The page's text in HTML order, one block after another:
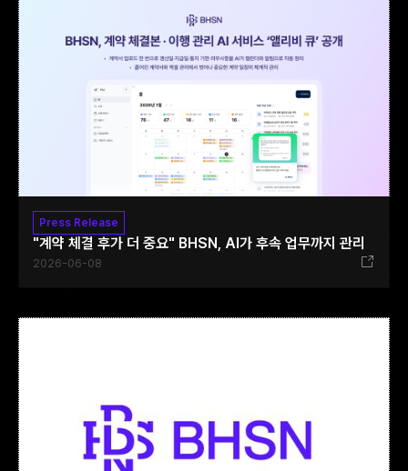
Press Release
"계약 체결 후가 더 중요" BHSN, AI가 후속 업무까지 관리
2026-06-08